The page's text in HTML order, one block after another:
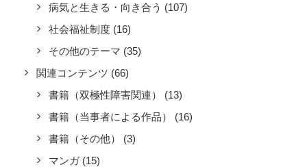
病気と生きる・向き合う (107)
社会福祉制度 (16)
その他のテーマ (35)
関連コンテンツ (66)
書籍（双極性障害関連）
(13)
書籍（当事者による作品）
(16)
書籍（その他）
(3)
マンガ (15)